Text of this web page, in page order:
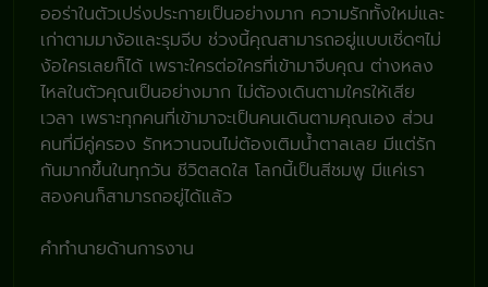
ออร่าในตัวเปร่งประกายเป็นอย่างมาก ความรักทั้งใหม่และ
เก่าตามมาง้อและรุมจีบ ช่วงนี้คุณสามารถอยู่แบบเชิ่ดๆไม่
ง้อใครเลยก็ได้ เพราะใครต่อใครที่เข้ามาจีบคุณ ต่างหลง
ไหลในตัวคุณเป็นอย่างมาก ไม่ต้องเดินตามใครให้เสีย
เวลา เพราะทุกคนที่เข้ามาจะเป็นคนเดินตามคุณเอง ส่วน
คนที่มีคู่ครอง รักหวานจนไม่ต้องเติมน้ำตาลเลย มีแต่รัก
กันมากขึ้นในทุกวัน ชีวิตสดใส โลกนี้เป็นสีชมพู มีแค่เรา
สองคนก็สามารถอยู่ได้แล้ว
คำทำนายด้านการงาน